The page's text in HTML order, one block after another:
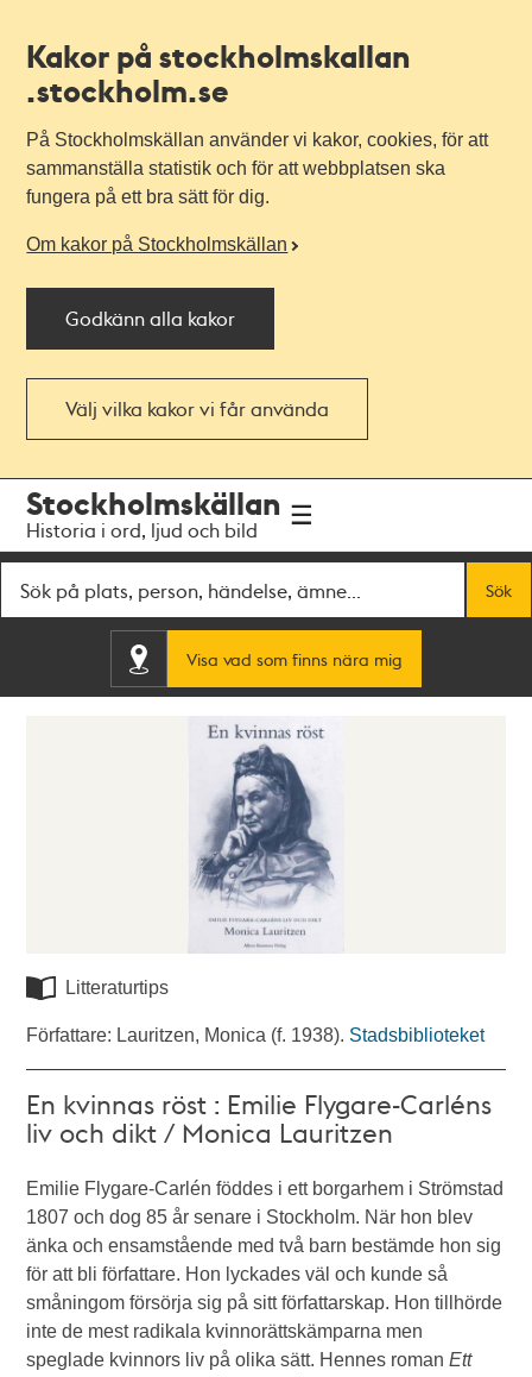
Kakor på stockholmskallan
.stockholm.se
På Stockholmskällan använder vi kakor, cookies, för att
sammanställa statistik och för att webbplatsen ska
fungera på ett bra sätt för dig.
Om kakor på Stockholmskällan
Godkänn alla kakor
Välj vilka kakor vi får använda
navigationen
huvudinnehållet
Stockholmskällan
Historia i ord, ljud och bild
Sök
Visa vad som finns nära mig
Litteraturtips
Författare: Lauritzen, Monica (f. 1938). Stadsbiblioteket
En kvinnas röst : Emilie Flygare-Carléns
liv och dikt / Monica Lauritzen
Emilie Flygare-Carlén föddes i ett borgarhem i Strömstad
1807 och dog 85 år senare i Stockholm. När hon blev
änka och ensamstående med två barn bestämde hon sig
för att bli författare. Hon lyckades väl och kunde så
småningom försörja sig på sitt författarskap. Hon tillhörde
inte de mest radikala kvinnorättskämparna men
speglade kvinnors liv på olika sätt. Hennes romanEtt